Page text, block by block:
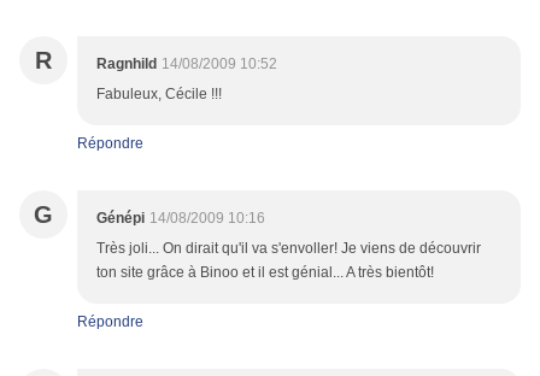
R Ragnhild 14/08/2009 10:52
Fabuleux, Cécile !!!
Répondre
G Génépi 14/08/2009 10:16
Très joli... On dirait qu'il va s'envoller! Je viens de découvrir
ton site grâce à Binoo et il est génial... A très bientôt!
Répondre